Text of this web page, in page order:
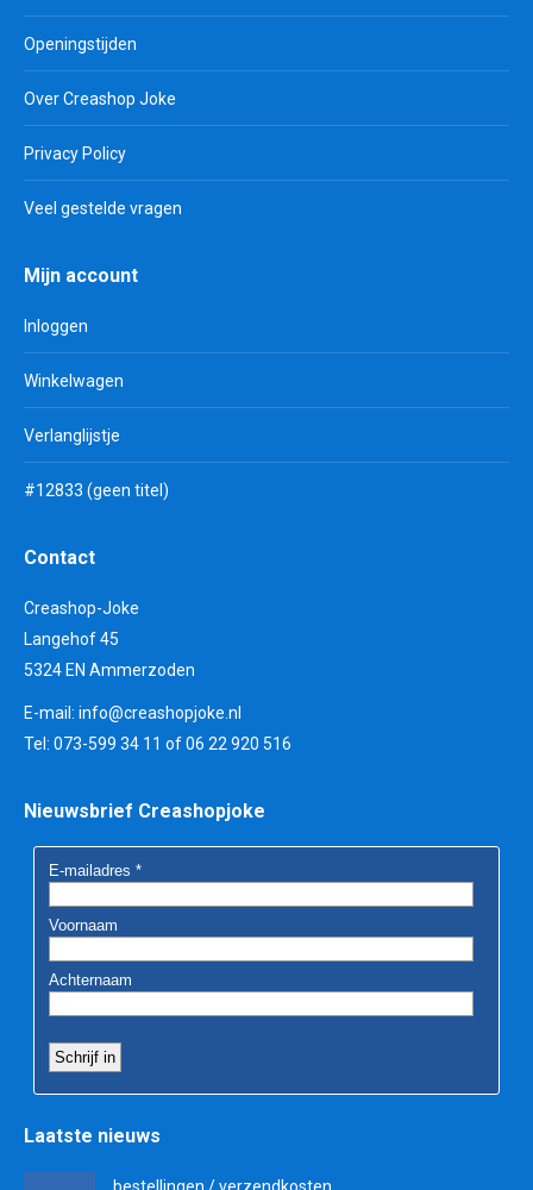
Openingstijden
Over Creashop Joke
Privacy Policy
Veel gestelde vragen
Mijn account
Inloggen
Winkelwagen
Verlanglijstje
#12833 (geen titel)
Contact
Creashop-Joke
Langehof 45
5324 EN Ammerzoden
E-mail: info@creashopjoke.nl
Tel: 073-599 34 11 of 06 22 920 516
Nieuwsbrief Creashopjoke
Laatste nieuws
bestellingen / verzendkosten